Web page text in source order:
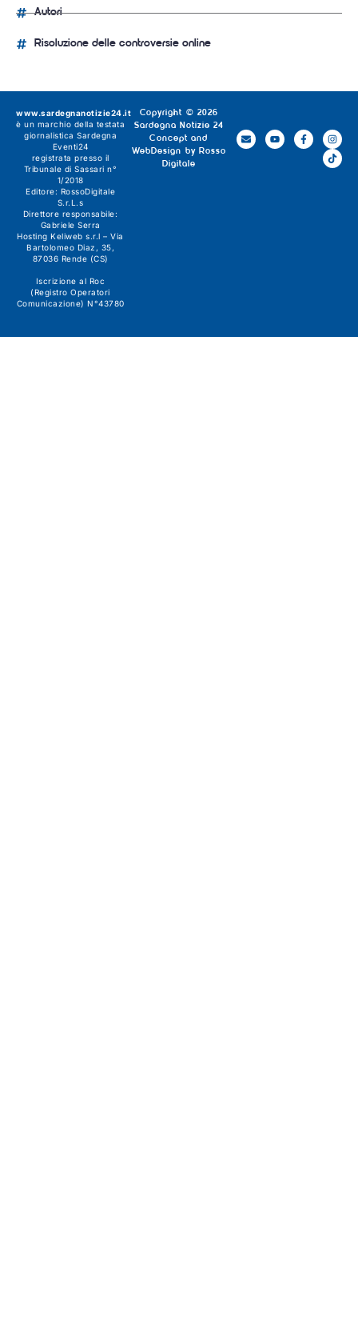
Autori
Risoluzione delle controversie online
Copyright © 2026
Sardegna Notizie 24
Concept and
WebDesign by Rosso
Digitale
www.sardegnanotizie24.it
è un marchio della testata
giornalistica Sardegna
Eventi24
registrata presso il
Tribunale di Sassari n°
1/2018
Editore: RossoDigitale
S.r.L.s
Direttore responsabile:
Gabriele Serra
Hosting Keliweb s.r.l – Via
Bartolomeo Diaz, 35,
87036 Rende (CS)
Iscrizione al Roc
(Registro Operatori
Comunicazione) N°43780